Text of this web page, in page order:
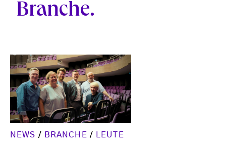
Branche
NEWS / BRANCHE / LEUTE